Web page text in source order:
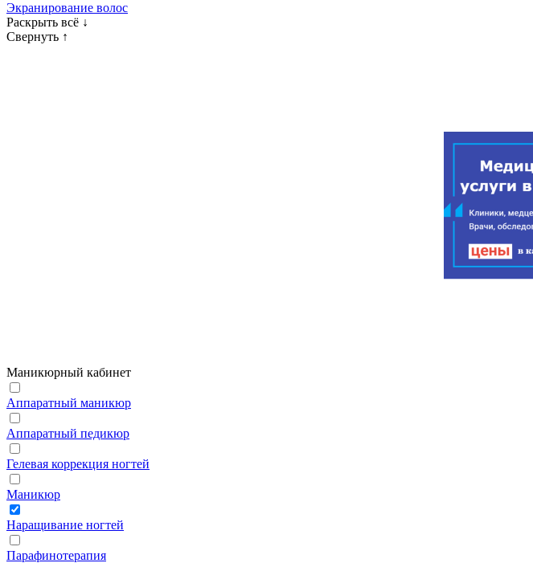
Экранирование волос
Раскрыть всё ↓
Свернуть ↑
Маникюрный кабинет
Аппаратный маникюр
Аппаратный педикюр
Гелевая коррекция ногтей
Маникюр
Наращивание ногтей
Парафинотерапия